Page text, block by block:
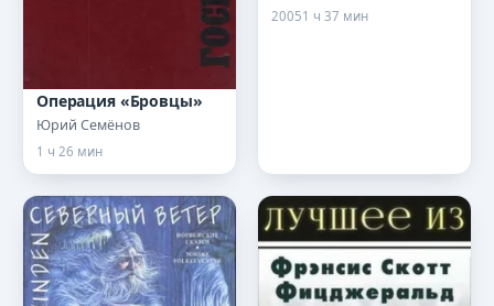
Операция «Бровцы»
Юрий Семёнов
1 ч 26 мин
20051 ч 37 мин